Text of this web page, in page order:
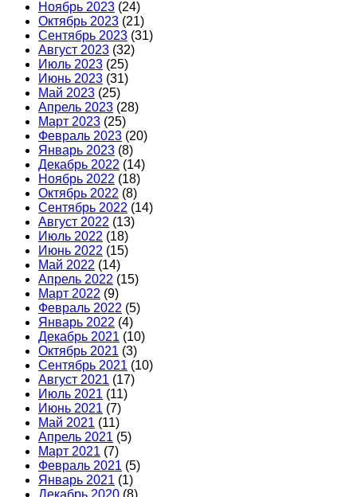
Ноябрь 2023 (24)
Октябрь 2023 (21)
Сентябрь 2023 (31)
Август 2023 (32)
Июль 2023 (25)
Июнь 2023 (31)
Май 2023 (25)
Апрель 2023 (28)
Март 2023 (25)
Февраль 2023 (20)
Январь 2023 (8)
Декабрь 2022 (14)
Ноябрь 2022 (18)
Октябрь 2022 (8)
Сентябрь 2022 (14)
Август 2022 (13)
Июль 2022 (18)
Июнь 2022 (15)
Май 2022 (14)
Апрель 2022 (15)
Март 2022 (9)
Февраль 2022 (5)
Январь 2022 (4)
Декабрь 2021 (10)
Октябрь 2021 (3)
Сентябрь 2021 (10)
Август 2021 (17)
Июль 2021 (11)
Июнь 2021 (7)
Май 2021 (11)
Апрель 2021 (5)
Март 2021 (7)
Февраль 2021 (5)
Январь 2021 (1)